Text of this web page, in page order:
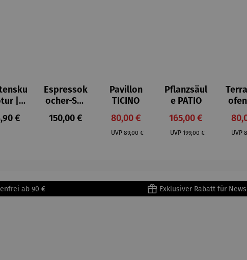
|
Preis:
€
Espressok
ocher-Set
7-tlg. |
Limited
Regulärer Preis:
150,00 €
Pavillon
TICINO
Verkaufspreis:
80,00 €
UVP Regulärer Preis:
89,00 €
Pflanzsäul
e PATIO
Verkaufspreis:
165,00 €
UVP Regulärer Preis:
199,00 € UVP
ab 90 € Exklusiver Rabatt für